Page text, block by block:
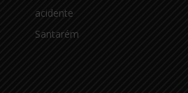
acidente
Santarém